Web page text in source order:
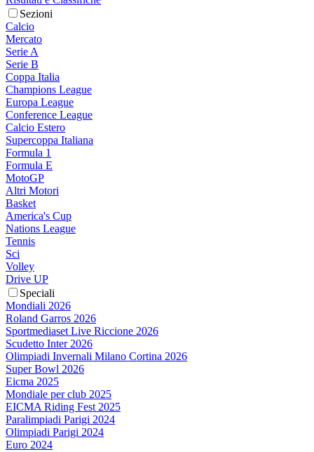
Sezioni
Calcio
Mercato
Serie A
Serie B
Coppa Italia
Champions League
Europa League
Conference League
Calcio Estero
Supercoppa Italiana
Formula 1
Formula E
MotoGP
Altri Motori
Basket
America's Cup
Nations League
Tennis
Sci
Volley
Drive UP
Speciali
Mondiali 2026
Roland Garros 2026
Sportmediaset Live Riccione 2026
Scudetto Inter 2026
Olimpiadi Invernali Milano Cortina 2026
Super Bowl 2026
Eicma 2025
Mondiale per club 2025
EICMA Riding Fest 2025
Paralimpiadi Parigi 2024
Olimpiadi Parigi 2024
Euro 2024